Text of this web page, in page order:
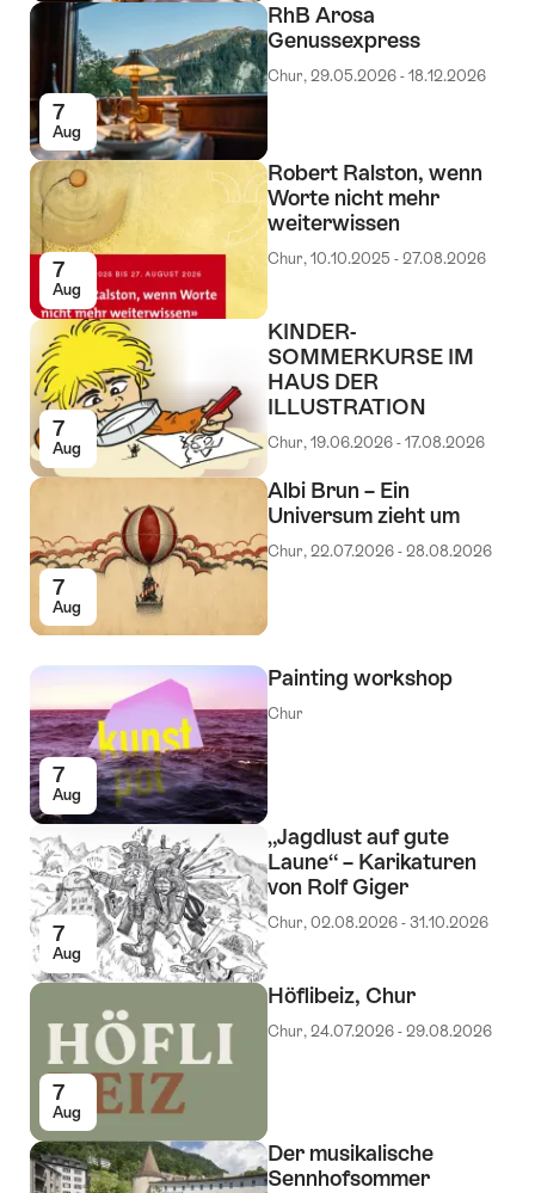
7
Aug
RhB Arosa
Genussexpress
Chur, 29.05.2026 - 18.12.2026
7
Aug
Robert Ralston, wenn
Worte nicht mehr
weiterwissen
Chur, 10.10.2025 - 27.08.2026
7
Aug
KINDER-
SOMMERKURSE IM
HAUS DER
ILLUSTRATION
Chur, 19.06.2026 - 17.08.2026
7
Aug
Albi Brun – Ein
Universum zieht um
Chur, 22.07.2026 - 28.08.2026
7
Aug
Painting workshop
Chur
7
Aug
„Jagdlust auf gute
Laune“ – Karikaturen
von Rolf Giger
Chur, 02.08.2026 - 31.10.2026
7
Aug
Höflibeiz, Chur
Chur, 24.07.2026 - 29.08.2026
Der musikalische
Sennhofsommer